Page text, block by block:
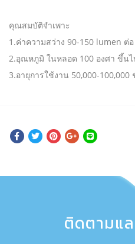
คุณสมบัติจำเพาะ
1.ค่าความสว่าง 90-150 lumen ต่
2.อุณหภูมิ ในหลอด 100 องศา ขึ้นไ
3.อายุการใช้งาน 50,000-100,000
ติดตามแล